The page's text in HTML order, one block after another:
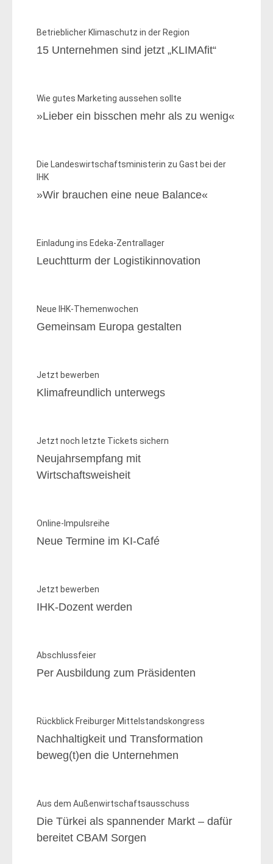
Betrieblicher Klimaschutz in der Region
15 Unternehmen sind jetzt „KLIMAfit“
Wie gutes Marketing aussehen sollte
»Lieber ein bisschen mehr als zu wenig«
Die Landeswirtschaftsministerin zu Gast bei der
IHK
»Wir brauchen eine neue Balance«
Einladung ins Edeka-Zentrallager
Leuchtturm der Logistikinnovation
Neue IHK-Themenwochen
Gemeinsam Europa gestalten
Jetzt bewerben
Klimafreundlich unterwegs
Jetzt noch letzte Tickets sichern
Neujahrsempfang mit
Wirtschaftsweisheit
Online-Impulsreihe
Neue Termine im KI-Café
Jetzt bewerben
IHK-Dozent werden
Abschlussfeier
Per Ausbildung zum Präsidenten
Rückblick Freiburger Mittelstandskongress
Nachhaltigkeit und Transformation
beweg(t)en die Unternehmen
Aus dem Außenwirtschaftsausschuss
Die Türkei als spannender Markt – dafür
bereitet CBAM Sorgen